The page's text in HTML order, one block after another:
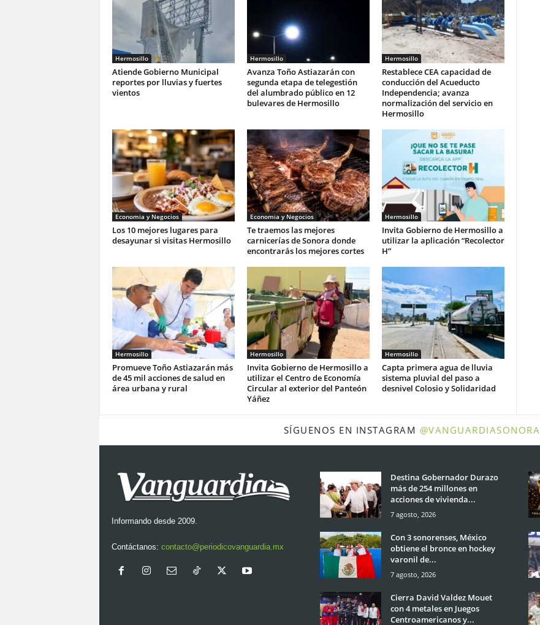
Hermosillo
Atiende Gobierno Municipal
reportes por lluvias y fuertes
vientos
Hermosillo
Avanza Toño Astiazarán con
segunda etapa de telegestión
del alumbrado público en 12
bulevares de Hermosillo
Hermosillo
Restablece CEA capacidad de
conducción del Acueducto
Independencia; avanza
normalización del servicio en
Hermosillo
Economia y Negocios
Los 10 mejores lugares para
desayunar si visitas Hermosillo
Economia y Negocios
Te traemos las mejores
carnicerías de Sonora donde
encontrarás los mejores cortes
Hermosillo
Invita Gobierno de Hermosillo a
utilizar la aplicación “Recolector
H”
Hermosillo
Promueve Toño Astiazarán más
de 45 mil acciones de salud en
área urbana y rural
Hermosillo
Invita Gobierno de Hermosillo a
utilizar el Centro de Economía
Circular al exterior del Panteón
Yáñez
Hermosillo
Capta primera agua de lluvia
sistema pluvial del paso a
desnivel Colosio y Solidaridad
SÍGUENOS EN INSTAGRAM @VANGUARDIASONORA
Informando desde 2009.
Contáctanos: contacto@periodicovanguardia.mx
Destina Gobernador Durazo
más de 254 millones en
acciones de vivienda...
7 agosto, 2026
Con 3 sonorenses, México
obtiene el bronce en hockey
varonil de...
7 agosto, 2026
Cierra David Valdez Mouet
con 4 metales en Juegos
Centroamericanos y...